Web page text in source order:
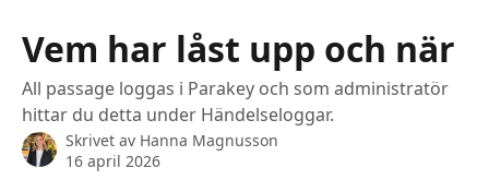
Vem har låst upp och när
All passage loggas i Parakey och som administratör
hittar du detta under Händelseloggar.
Skrivet av Hanna Magnusson
16 april 2026